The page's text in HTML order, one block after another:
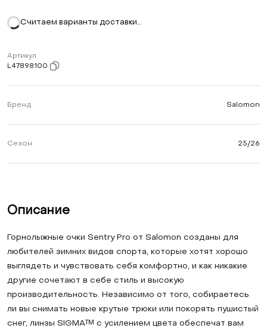
Считаем варианты доставки…
Артикул
L47898100
Бренд Salomon
Сезон 25/26
Описание
Горнолыжные очки Sentry Pro от Salomon созданы для
любителей зимних видов спорта, которые хотят хорошо
выглядеть и чувствовать себя комфортно, и как никакие
другие сочетают в себе стиль и высокую
производительность. Независимо от того, собираетесь
ли вы снимать новые крутые трюки или покорять пушистый
снег, линзы SIGMA™ с усилением цвета обеспечат вам